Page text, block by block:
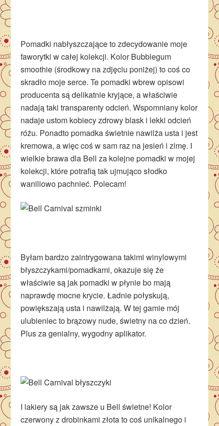
Pomadki nabłyszczające to zdecydowanie moje
faworytki w całej kolekcji. Kolor Bubblegum
smoothie (środkowy na zdjęciu poniżej) to coś co
skradło moje serce. Te pomadki wbrew opisowi
producenta są delikatnie kryjące, a właściwie
nadają taki transparenty odcień. Wspomniany kolor
nadaje ustom kobiecy zdrowy blask i lekki odcień
różu. Ponadto pomadka świetnie nawilża usta i jest
kremowa, a więc coś w sam raz na jesień i zimę. I
wielkie brawa dla Bell za kolejne pomadki w mojej
kolekcji, które potrafią tak ujmująco słodko
waniliowo pachnieć. Polecam!
Byłam bardzo zaintrygowana takimi winylowymi
błyszczykami/pomadkami, okazuje się że
właściwie są jak pomadki w płynie bo mają
naprawdę mocne krycie. Ładnie połyskują,
powiększają usta i nawilżają. W tej gamie mój
ulubieniec to brązowy nude, świetny na co dzień.
Plus za genialny, wygodny aplikator.
I lakiery są jak zawsze u Bell świetne! Kolor
czerwony z drobinkami złota to coś unikalnego i